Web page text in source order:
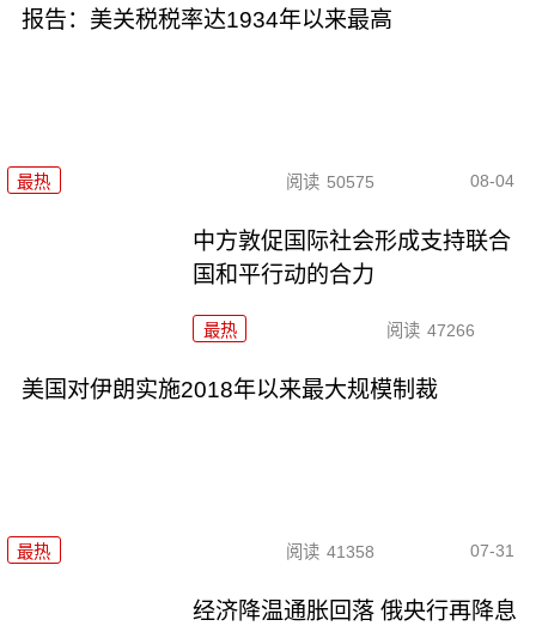
报告：美关税税率达1934年以来最高
最热 阅读 50575 08-04
中方敦促国际社会形成支持联合
国和平行动的合力
最热 阅读 47266
美国对伊朗实施2018年以来最大规模制裁
最热 阅读 41358 07-31
经济降温通胀回落 俄央行再降息